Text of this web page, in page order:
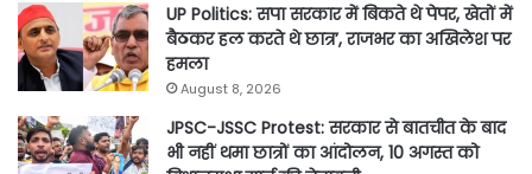
UP Politics: सपा सरकार में बिकते थे पेपर, खेतों में
बैठकर हल करते थे छात्र’, राजभर का अखिलेश पर
हमला
August 8, 2026
JPSC-JSSC Protest: सरकार से बातचीत के बाद
भी नहीं थमा छात्रों का आंदोलन, 10 अगस्त को